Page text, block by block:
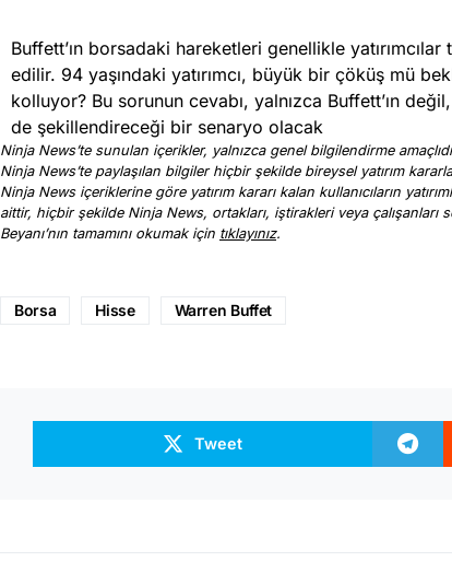
Buffett’ın borsadaki hareketleri genellikle
edilir. 94 yaşındaki yatırımcı, büyük bir çöküş mü
kolluyor? Bu sorunun cevabı, yalnızca Buffett’ın
de şekillendireceği bir senaryo olacak
Ninja News’te sunulan içerikler, yalnızca genel bilgilendirme
Ninja News’te paylaşılan bilgiler hiçbir şekilde bireysel yatırım
Ninja News içeriklerine göre yatırım kararı kalan kullanıcıların
aittir, hiçbir şekilde Ninja News, ortakları, iştirakleri veya
Beyanı’nın tamamını okumak için tıklayınız.
Borsa Hisse Warren Buffet
Tweet